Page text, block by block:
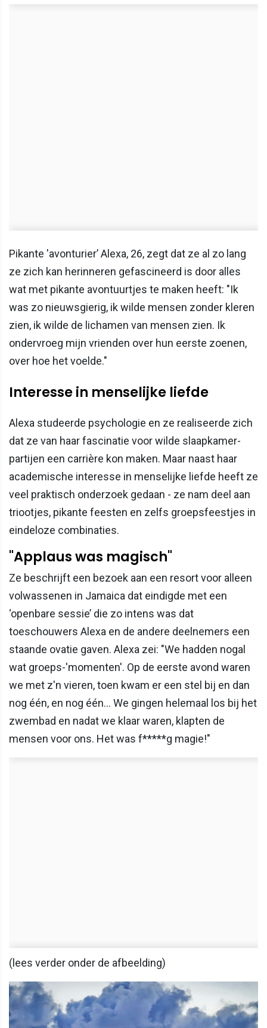
Pikante 'avonturier’ Alexa, 26, zegt dat ze al zo lang
ze zich kan herinneren gefascineerd is door alles
wat met pikante avontuurtjes te maken heeft: "Ik
was zo nieuwsgierig, ik wilde mensen zonder kleren
zien, ik wilde de lichamen van mensen zien. Ik
ondervroeg mijn vrienden over hun eerste zoenen,
over hoe het voelde."
Interesse in menselijke liefde
Alexa studeerde psychologie en ze realiseerde zich
dat ze van haar fascinatie voor wilde slaapkamer-
partijen een carrière kon maken. Maar naast haar
academische interesse in menselijke liefde heeft ze
veel praktisch onderzoek gedaan - ze nam deel aan
triootjes, pikante feesten en zelfs groepsfeestjes in
eindeloze combinaties.
"Applaus was magisch"
Ze beschrijft een bezoek aan een resort voor alleen
volwassenen in Jamaica dat eindigde met een
‘openbare sessie’ die zo intens was dat
toeschouwers Alexa en de andere deelnemers een
staande ovatie gaven. Alexa zei: "We hadden nogal
wat groeps-'momenten'. Op de eerste avond waren
we met z'n vieren, toen kwam er een stel bij en dan
nog één, en nog één… We gingen helemaal los bij het
zwembad en nadat we klaar waren, klapten de
mensen voor ons. Het was f*****g magie!"
(lees verder onder de afbeelding)